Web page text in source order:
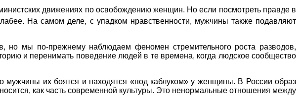
движениях по освобождению женщин. Но если посмотреть правде в
На самом деле, с упадком нравственности, мужчины также подавляют
но мы по-прежнему наблюдаем феномен стремительного роста разводов,
и перенимать поведение людей в те времена, когда людское сообщество
их боятся и находятся «под каблуком» у женщины. В России образ
как часть современной культуры. Это ненормальные отношения между